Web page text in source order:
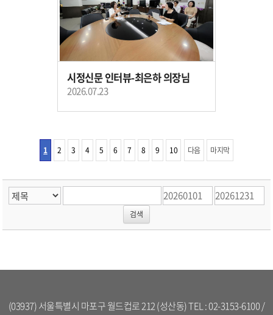
시정신문 인터뷰-최은하 의장님
2026.07.23
1 2 3 4 5 6 7 8 9 10 다음 마지막
(03937) 서울특별시 마포구 월드컵로 212 (성산동) TEL : 02-3153-6100 /